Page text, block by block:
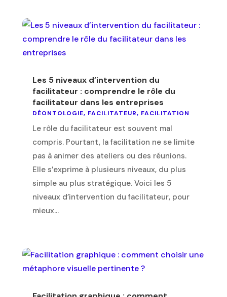
Les 5 niveaux d’intervention du
facilitateur : comprendre le rôle du
facilitateur dans les entreprises
DÉONTOLOGIE, FACILITATEUR, FACILITATION
Le rôle du facilitateur est souvent mal
compris. Pourtant, la facilitation ne se limite
pas à animer des ateliers ou des réunions.
Elle s’exprime à plusieurs niveaux, du plus
simple au plus stratégique. Voici les 5
niveaux d’intervention du facilitateur, pour
mieux...